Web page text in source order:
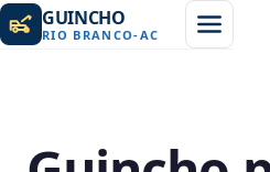
GUINCHO
RIO BRANCO-AC